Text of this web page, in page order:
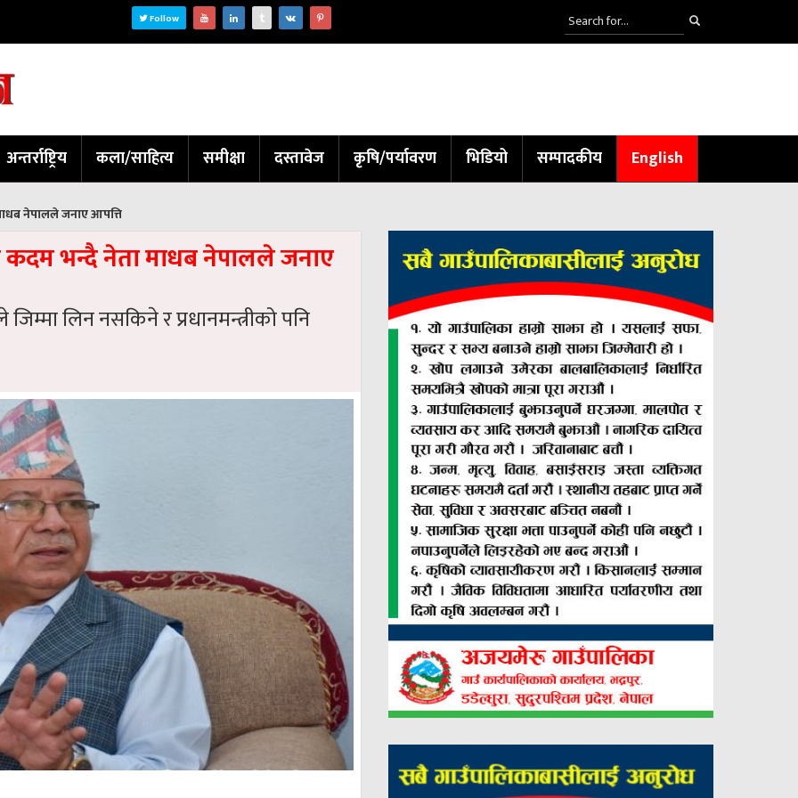
Follow
अन्तर्राष्ट्रिय कला/साहित्य समीक्षा दस्तावेज कृषि/पर्यावरण भिडियो सम्पादकीय English
नेपालले जनाए आपत्ति
कदम भन्दै नेता माधब नेपालले जनाए
लिन नसकिने र प्रधानमन्त्रीको पनि